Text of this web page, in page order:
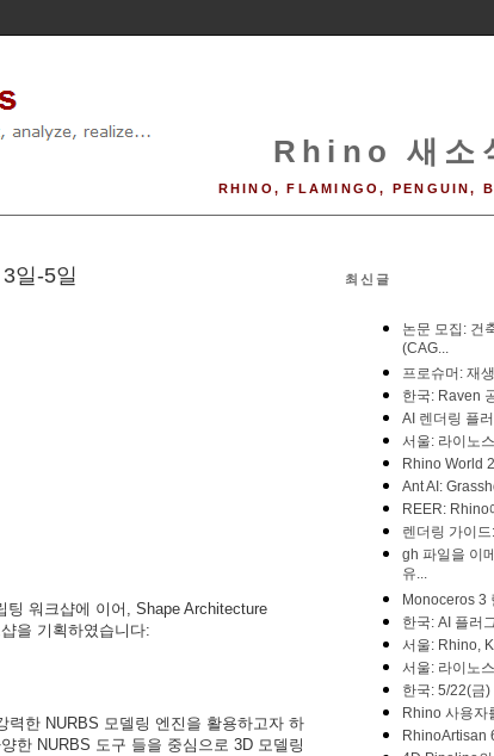
Rhino 새소
RHINO, FLAMINGO, PENGUIN,
일-5일
워크샵에 이어, Shape Architecture
을 기획하였습니다:
력한 NURBS 모델링 엔진을 활용하고자 하
한 NURBS 도구 들을 중심으로 3D 모델링
최신글